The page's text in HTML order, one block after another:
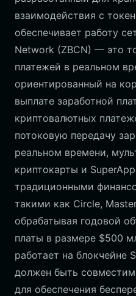
взаимодействия с
обеспечивает работу
Network (ZBCN) — это
платежей в реальном
ориентированный на
выплате заработной
криптовалютных
потоковую передачу
реальном времени,
криптокарты и
традиционными
такими как Circle,
обрабатывая годовой
платы в размере $500
работает на блокчейне
должен быть
для обеспечения